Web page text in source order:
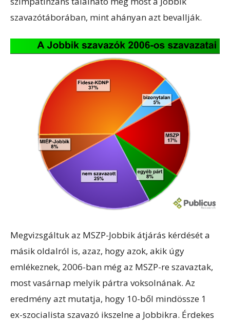
szavazótáborában, mint ahányan azt bevallják.
Megvizsgáltuk az MSZP-Jobbik átjárás kérdését a
másik oldalról is, azaz, hogy azok, akik úgy
emlékeznek, 2006-ban még az MSZP-re szavaztak,
most vasárnap melyik pártra voksolnának. Az
eredmény azt mutatja, hogy 10-ből mindössze 1
ex-szocialista szavazó ikszelne a Jobbikra. Érdekes